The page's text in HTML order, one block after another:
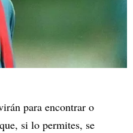
para encontrar o
si lo permites, se